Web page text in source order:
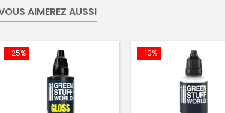
AIMEREZ AUSSI
-25% -10%